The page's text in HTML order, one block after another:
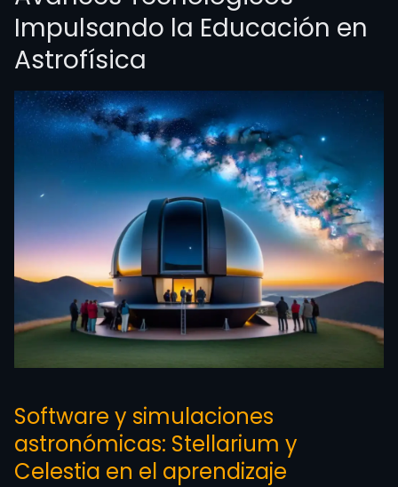
Impulsando la Educación en
Astrofísica
Software y simulaciones
astronómicas: Stellarium y
Celestia en el aprendizaje